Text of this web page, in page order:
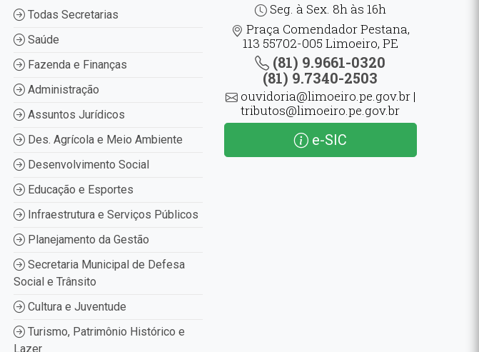
Todas Secretarias
Saúde
Fazenda e Finanças
Administração
Assuntos Jurídicos
Des. Agrícola e Meio Ambiente
Desenvolvimento Social
Educação e Esportes
Infraestrutura e Serviços Públicos
Planejamento da Gestão
Secretaria Municipal de Defesa
Social e Trânsito
Cultura e Juventude
Turismo, Patrimônio Histórico e
Lazer
Seg. à Sex. 8h às 16h
Praça Comendador Pestana,
113 55702-005 Limoeiro, PE
(81) 9.9661-0320
(81) 9.7340-2503
ouvidoria@limoeiro.pe.gov.br |
tributos@limoeiro.pe.gov.br
e-SIC